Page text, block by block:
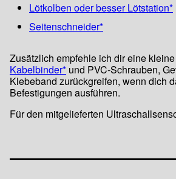
Lötkolben oder besser Lötstation*
Seitenschneider*
Zusätzlich empfehle ich dir eine
Kabelbinder* und PVC-Schrauben,
Klebeband zurückgreifen, wenn dich
Befestigungen ausführen.
Für den mitgelieferten